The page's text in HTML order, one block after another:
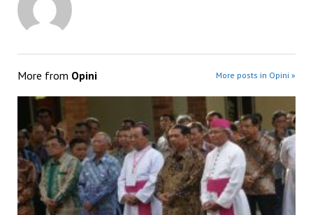
More from Opini More posts in Opini »